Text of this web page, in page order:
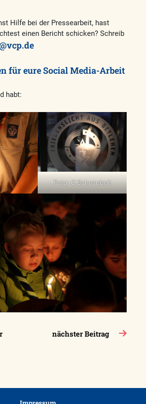
Hilfe bei der Pressearbeit, hast
einen Bericht schicken? Schreib
für eure Social Media-Arbeit
habt:
Foto: C.Schnaubelt
nächster Beitrag